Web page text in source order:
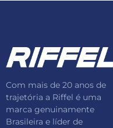
Com mais de 20 anos de
trajetória a Riffel é uma
marca genuinamente
Brasileira e líder de